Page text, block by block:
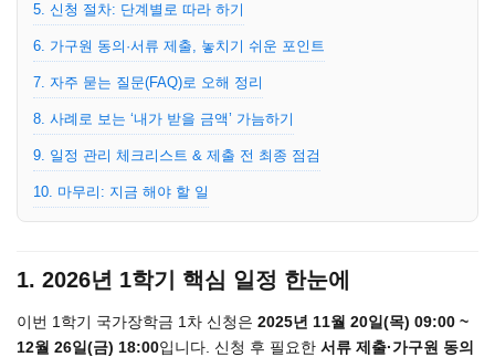
5. 신청 절차: 단계별로 따라 하기
6. 가구원 동의·서류 제출, 놓치기 쉬운 포인트
7. 자주 묻는 질문(FAQ)로 오해 정리
8. 사례로 보는 ‘내가 받을 금액’ 가늠하기
9. 일정 관리 체크리스트 & 제출 전 최종 점검
10. 마무리: 지금 해야 할 일
1. 2026년 1학기 핵심 일정 한눈에
이번 1학기 국가장학금 1차 신청은 2025년 11월 20일(목) 09:00 ~
12월 26일(금) 18:00입니다. 신청 후 필요한 서류 제출·가구원 동의